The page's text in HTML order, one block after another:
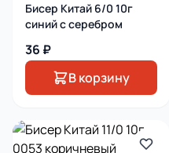
Бисер Китай 6/0 10г
синий с серебром
36 ₽
В корзину